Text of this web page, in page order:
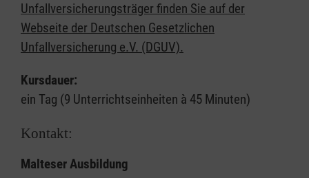
Unfallversicherungsträger finden Sie auf der
Webseite der Deutschen Gesetzlichen
Unfallversicherung e.V. (DGUV).
Kursdauer:
ein Tag (9 Unterrichtseinheiten à 45 Minuten)
Kontakt:
Malteser Ausbildung